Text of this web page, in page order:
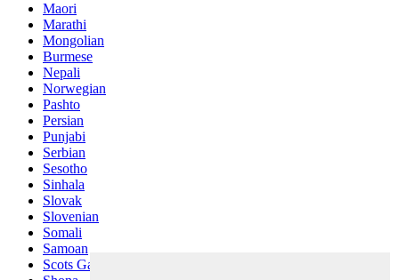
Maori
Marathi
Mongolian
Burmese
Nepali
Norwegian
Pashto
Persian
Punjabi
Serbian
Sesotho
Sinhala
Slovak
Slovenian
Somali
Samoan
Scots Gaelic